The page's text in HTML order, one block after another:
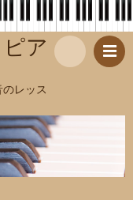
ア
レッス
索